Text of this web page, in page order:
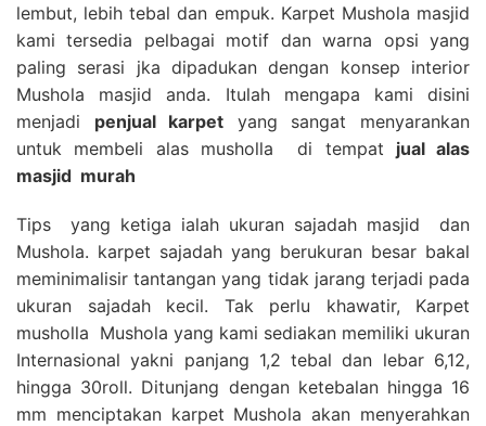
lembut, lebih tebal dan empuk. Karpet Mushola masjid
kami tersedia pelbagai motif dan warna opsi yang
paling serasi jka dipadukan dengan konsep interior
Mushola masjid anda. Itulah mengapa kami disini
menjadi penjual karpet yang sangat menyarankan
untuk membeli alas musholla di tempat jual alas
masjid murah
Tips yang ketiga ialah ukuran sajadah masjid dan
Mushola. karpet sajadah yang berukuran besar bakal
meminimalisir tantangan yang tidak jarang terjadi pada
ukuran sajadah kecil. Tak perlu khawatir, Karpet
musholla Mushola yang kami sediakan memiliki ukuran
Internasional yakni panjang 1,2 tebal dan lebar 6,12,
hingga 30roll. Ditunjang dengan ketebalan hingga 16
mm menciptakan karpet Mushola akan menyerahkan